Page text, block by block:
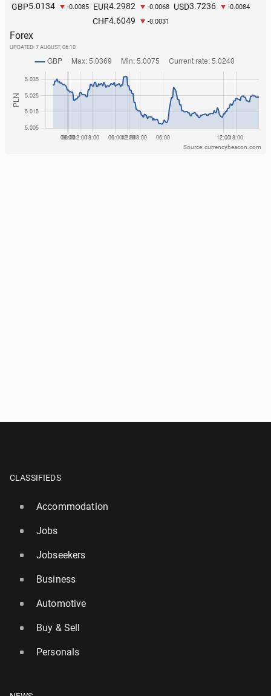
GBP5.0134 -0.0085 EUR4.2982 -0.0068 USD3.7236 -0.0084
CHF4.6049 -0.0031
Forex
UPDATED: 7 AUGUST, 06:10
Source: currencybeacon.com
CLASSIFIEDS
Accommodation
Jobs
Jobseekers
Business
Automotive
Buy & Sell
Personals